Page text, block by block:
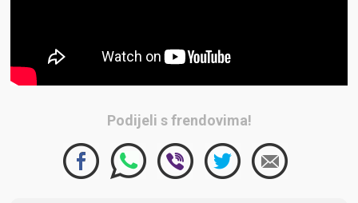
Podijeli s frendovima!